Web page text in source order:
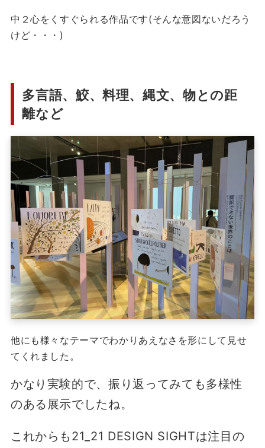
中２心をくすぐられる作品です(そんな意図ないだろう
けど・・・)
多言語、鮫、料理、縄文、物との距
離など
他にも様々なテーマでわかりあえなさを形にして見せ
てくれました。
かなり実験的で、振り返ってみても多様性
のある展示でしたね。
これからも21_21 DESIGN SIGHTは注目の